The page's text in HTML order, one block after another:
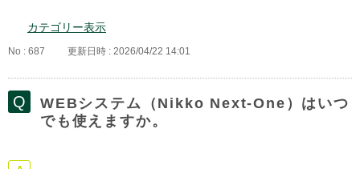
カテゴリー表示
No : 687 更新日時 : 2026/04/22 14:01
WEBシステム（Nikko Next-One）はいつ
でも使えますか。